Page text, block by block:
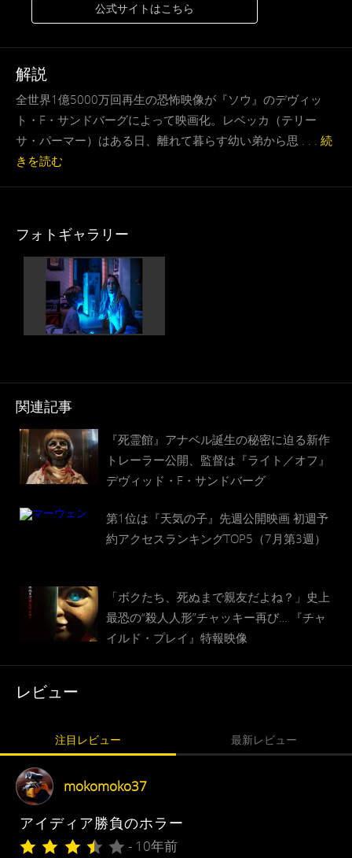
公式サイトはこちら
解説
全世界1億5000万回再生の恐怖映像が『ソウ』のデヴィッ
ト・F・サンドバーグによって映画化。レベッカ（テリー
サ・パーマー）はある日、離れて暮らす幼い弟から思 . . . 続
きを読む
フォトギャラリー
関連記事
『死霊館』アナベル誕生の秘密に迫る新作
トレーラー公開、監督は『ライト／オフ』
デヴィッド・F・サンドバーグ
第1位は『天気の子』先週公開映画 初週予
約アクセスランキングTOP5（7月第3週）
「ボクたち、死ぬまで親友だよね？」史上
最恐の“殺人人形”チャッキー再び… 『チャ
イルド・プレイ』特報映像
レビュー
注目レビュー 最新レビュー
mokomoko37
アイディア勝負のホラー
- 10年前